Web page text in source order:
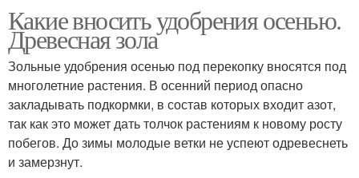
Какие вносить удобрения осенью.
Древесная зола
Зольные удобрения осенью под перекопку вносятся под
многолетние растения. В осенний период опасно
закладывать подкормки, в состав которых входит азот,
так как это может дать толчок растениям к новому росту
побегов. До зимы молодые ветки не успеют одревеснеть
и замерзнут.